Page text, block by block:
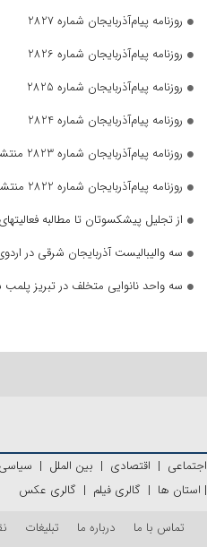
روزنامه پیام‌آذربایجان شماره 2827
روزنامه پیام‌آذربایجان شماره 2826
روزنامه پیام‌آذربایجان شماره 2825
روزنامه پیام‌آذربایجان شماره 2824
روزنامه پیام‌آذربایجان شماره 2823 منتشر شد
روزنامه پیام‌آذربایجان شماره 2822 منتشر شد
از تجلیل پیشکسوتان تا مطالبه
سه والیبالیست آذربایجان‌ شرقی در
سه واحد نانوایی متخلف در تبریز
اجتماعی | اقتصادی | بین الملل | سیاسی
| استان ها | گالری فیلم | گالری عکس
تماس با ما
درباره ما تبلیغات